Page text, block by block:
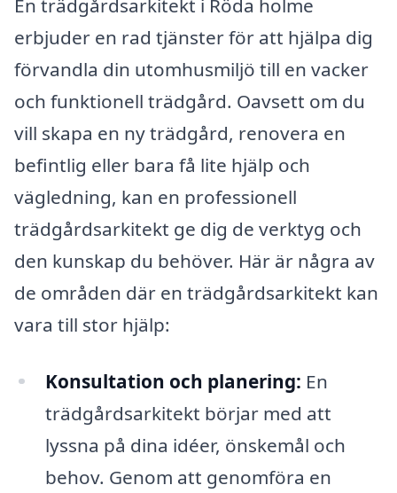
En trädgårdsarkitekt i Röda holme
erbjuder en rad tjänster för att hjälpa dig
förvandla din utomhusmiljö till en vacker
och funktionell trädgård. Oavsett om du
vill skapa en ny trädgård, renovera en
befintlig eller bara få lite hjälp och
vägledning, kan en professionell
trädgårdsarkitekt ge dig de verktyg och
den kunskap du behöver. Här är några av
de områden där en trädgårdsarkitekt kan
vara till stor hjälp:
Konsultation och planering: En
trädgårdsarkitekt börjar med att
lyssna på dina idéer, önskemål och
behov. Genom att genomföra en